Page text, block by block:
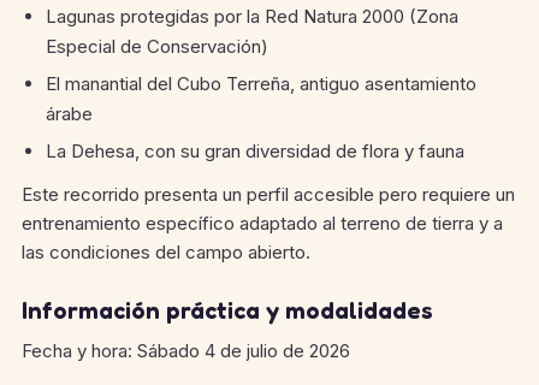
Lagunas protegidas por la Red Natura 2000 (Zona
Especial de Conservación)
El manantial del Cubo Terreña, antiguo asentamiento
árabe
La Dehesa, con su gran diversidad de flora y fauna
Este recorrido presenta un perfil accesible pero requiere un
entrenamiento específico adaptado al terreno de tierra y a
las condiciones del campo abierto.
Información práctica y modalidades
Fecha y hora: Sábado 4 de julio de 2026